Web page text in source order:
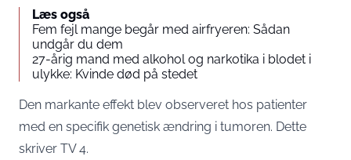
Læs også
Fem fejl mange begår med airfryeren: Sådan
undgår du dem
27-årig mand med alkohol og narkotika i blodet i
ulykke: Kvinde død på stedet
Den markante effekt blev observeret hos patienter
med en specifik genetisk ændring i tumoren. Dette
skriver TV 4.